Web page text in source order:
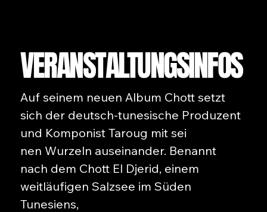
VERANSTALTUNGSINFOS
Auf seinem neuen Album Chott setzt
sich der deutsch-tunesische Produzent
und Komponist Taroug mit sei
nen Wurzeln auseinander. Benannt
nach dem Chott El Djerid, einem
weitläufigen Salzsee im Süden
Tunesiens,